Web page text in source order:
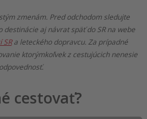
zmenám. Pred odchodom sledujte
aj návrat späť do SR na webe
a leteckého dopravcu. Za prípadné
ktorýmkoľvek z cestujúcich nenesie
cestovať?